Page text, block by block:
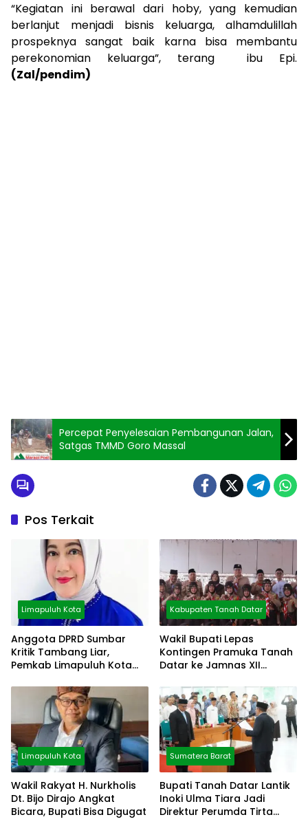
“Kegiatan ini berawal dari hoby, yang kemudian
berlanjut menjadi bisnis keluarga, alhamdulillah
prospeknya sangat baik karna bisa membantu
perekonomian keluarga”, terang ibu Epi.
(Zal/pendim)
Percepat Penyelesaian Pembangunan Jalan,
Satgas TMMD Goro Massal
Pos Terkait
Limapuluh Kota
Anggota DPRD Sumbar
Kritik Tambang Liar,
Pemkab Limapuluh Kota
Kabupaten Tanah Datar
Wakil Bupati Lepas
Kontingen Pramuka Tanah
Datar ke Jamnas XII
Limapuluh Kota
Wakil Rakyat H. Nurkholis
Dt. Bijo Dirajo Angkat
Bicara, Bupati Bisa Digugat
Sumatera Barat
Bupati Tanah Datar Lantik
Inoki Ulma Tiara Jadi
Direktur Perumda Tirta